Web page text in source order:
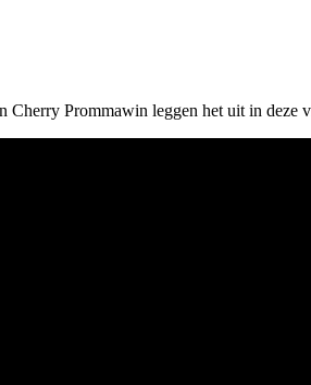
Cherry Prommawin leggen het uit in